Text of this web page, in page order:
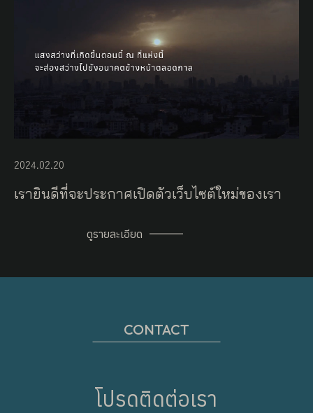
2024.02.20
เรายินดีที่จะประกาศเปิดตัวเว็บไซต์ใหม่ของเรา
ดูรายละเอียด
CONTACT
โปรดติดต่อเรา